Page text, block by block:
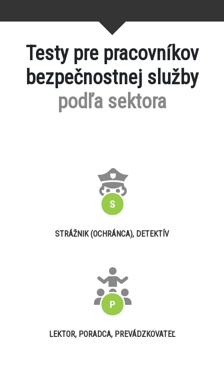
Testy pre pracovníkov
bezpečnostnej služby
podľa sektora
STRÁŽNIK (OCHRÁNCA), DETEKTÍV
LEKTOR, PORADCA, PREVÁDZKOVATEĽ